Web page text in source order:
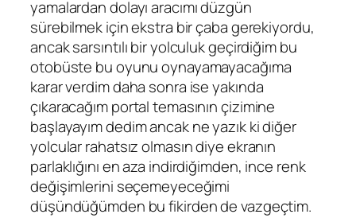
yamalardan dolayı aracımı düzgün
sürebilmek için ekstra bir çaba gerekiyordu,
ancak sarsıntılı bir yolculuk geçirdiğim bu
otobüste bu oyunu oynayamayacağıma
karar verdim daha sonra ise yakında
çıkaracağım portal temasının çizimine
başlayayım dedim ancak ne yazık ki diğer
yolcular rahatsız olmasın diye ekranın
parlaklığını en aza indirdiğimden, ince renk
değişimlerini seçemeyeceğimi
düşündüğümden bu fikirden de vazgeçtim.